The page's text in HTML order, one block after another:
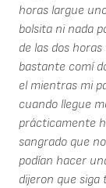
horas largue
bolsita ni nada
de las dos
bastante comí
el mientras mi
cuando llegue
prácticamente
sangrado que
podían hacer
dijeron que